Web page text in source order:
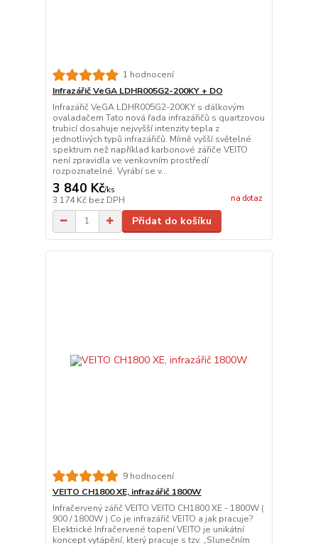
1 hodnocení
Infrazářič VeGA LDHR005G2-200KY + DO
Infrazářič VeGA LDHR005G2-200KY s dálkovým
ovaladačem Tato nová řada infrazářičů s quartzovou
trubicí dosahuje nejvyšší intenzity tepla z
jednotlivých typů infrazářičů. Mírně vyšší světelné
spektrum než například karbonové zářiče VEITO
není zpravidla ve venkovním prostředí
rozpoznatelné. Vyrábí se v...
3 840 Kč/ks
3 174 Kč bez DPH na dotaz
Přidat do košíku
9 hodnocení
VEITO CH1800 XE, infrazářič 1800W
Infračervený zářič VEITO VEITO CH1800 XE - 1800W (
900 / 1800W ) Co je infrazářič VEITO a jak pracuje?
Elektrické Infračervené topení VEITO je unikátní
koncept vytápění, který pracuje s tzv. „Slunečním